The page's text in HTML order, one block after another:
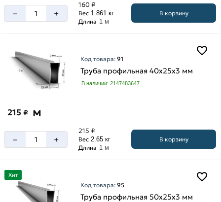
– +
160 ₽
Вес 1.861 кг
Длина 1 м
В корзину
Код товара:91
Труба профильная 40х25х3 мм
В наличии: 2147483647
215 ₽ м
– +
215 ₽
Вес 2.65 кг
Длина 1 м
В корзину
Хит
Код товара:95
Труба профильная 50х25х3 мм